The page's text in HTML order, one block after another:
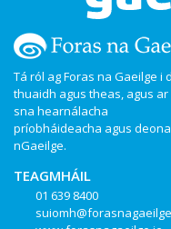
Tá ról ag Foras na Gaeilge
thuaidh agus theas, agus
sna hearnálacha
príobháideacha agus
nGaeilge.
TEAGMHÁIL
01 639 8400